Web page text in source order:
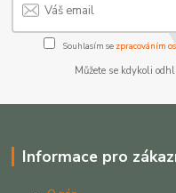
Souhlasím se zpracováním
Můžete se kdykoli
Informace pro